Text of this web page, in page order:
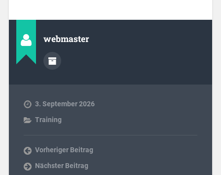
webmaster
3. September 2026
Training
Vorheriger Beitrag
Nächster Beitrag